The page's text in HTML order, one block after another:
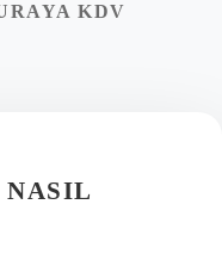
KDV
NASIL